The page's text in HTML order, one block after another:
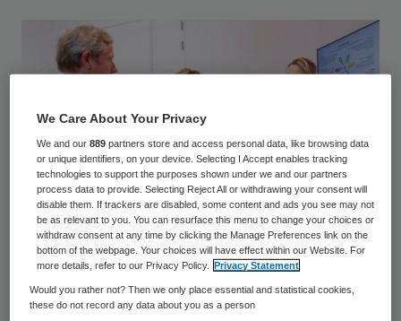
Zorgprofessional voert leefstijlgesprek via het Beter Gezond platform. Foto:
We Care About Your Privacy
We and our889 partners store and access personal data, like browsing data
or unique identifiers, on your device. Selecting I Accept enables tracking
technologies to support the purposes shown under we and our partners
process data to provide. Selecting Reject All or withdrawing your consent will
disable them. If trackers are disabled, some content and ads you see may not
be as relevant to you. You can resurface this menu to change your choices or
withdraw consent at any time by clicking the Manage Preferences link on the
bottom of the webpage. Your choices will have effect within our Website. For
more details, refer to our Privacy Policy.
Privacy Statement
Would you rather not? Then we only place essential and statistical cookies,
these do not record any data about you as a person